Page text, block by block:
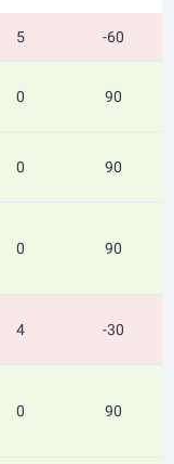
5 -60
0 90
0 90
0 90
4 -30
0 90